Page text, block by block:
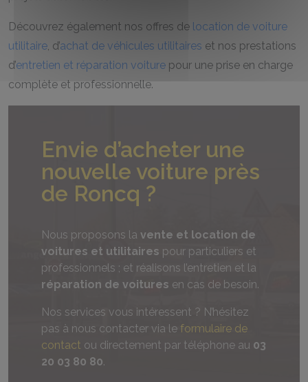
Découvrez également nos offres de location de voiture
utilitaire, d’achat de véhicules utilitaires et nos prestations
d’entretien et réparation voiture pour une prise en charge
complète et professionnelle.
Envie d’acheter une
nouvelle voiture près
de Roncq ?
Nous proposons la vente et location de
voitures et utilitaires pour particuliers et
professionnels ; et réalisons l’entretien et la
réparation de voitures en cas de besoin.
Nos services vous intéressent ? N’hésitez
pas à nous contacter via le formulaire de
contact ou directement par téléphone au 03
20 03 80 80.